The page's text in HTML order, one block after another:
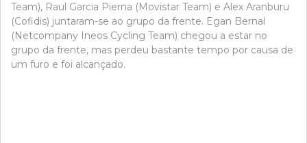
Team), Raul Garcia Pierna (Movistar Team) e Alex Aranburu
(Cofidis) juntaram-se ao grupo da frente. Egan Bernal
(Netcompany Ineos Cycling Team) chegou a estar no
grupo da frente, mas perdeu bastante tempo por causa de
um furo e foi alcançado.